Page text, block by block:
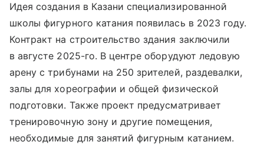
Идея создания в Казани специализированной
школы фигурного катания появилась в 2023 году.
Контракт на строительство здания заключили
в августе 2025-го. В центре оборудуют ледовую
арену с трибунами на 250 зрителей, раздевалки,
залы для хореографии и общей физической
подготовки. Также проект предусматривает
тренировочную зону и другие помещения,
необходимые для занятий фигурным катанием.